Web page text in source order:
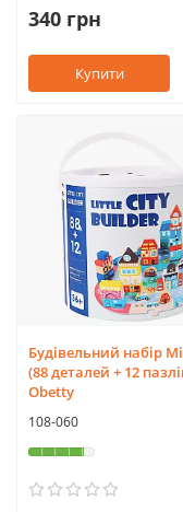
340 грн
Купити
Будівельний набір
(88 деталей + 12
Obetty
108-060